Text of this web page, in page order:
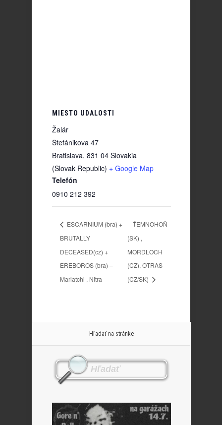
MIESTO UDALOSTI
Žalár
Štefánikova 47
Bratislava, 831 04 Slovakia
(Slovak Republic) + Google Map
Telefón
0910 212 392
ESCARNIUM (bra) +
BRUTALLY
DECEASED(cz) +
EREBOROS (bra) –
Mariatchi , Nitra
ŤEMNOHOŇ
(SK) ,
MORDLOCH
(CZ), OTRAS
(CZ/SK)
Hľadať na stránke